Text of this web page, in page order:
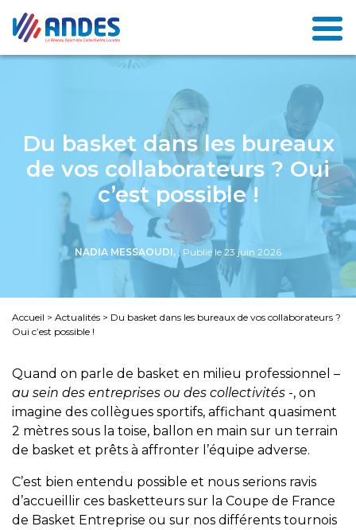
Du basket dans les bureaux
de vos collaborateurs ? Oui
c’est possible !
NADIA MESSAOUDI, , Publié le 23 juin 2026
Accueil > Actualités > Du basket dans les bureaux de vos collaborateurs ?
Oui c’est possible !
Quand on parle de basket en milieu professionnel –
au sein des entreprises ou des collectivités -, on
imagine des collègues sportifs, affichant quasiment
2 mètres sous la toise, ballon en main sur un terrain
de basket et prêts à affronter l’équipe adverse.
C’est bien entendu possible et nous serions ravis
d’accueillir ces basketteurs sur la Coupe de France
de Basket Entreprise ou sur nos différents tournois